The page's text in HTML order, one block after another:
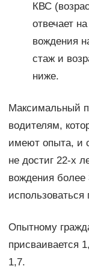
КВС
отвечает
вождения
стаж и
ниже.
Максимальный
водителям,
имеют опыта, и
не достиг 22-х
вождения более
использоваться
Опытному
присваивается
1,7.